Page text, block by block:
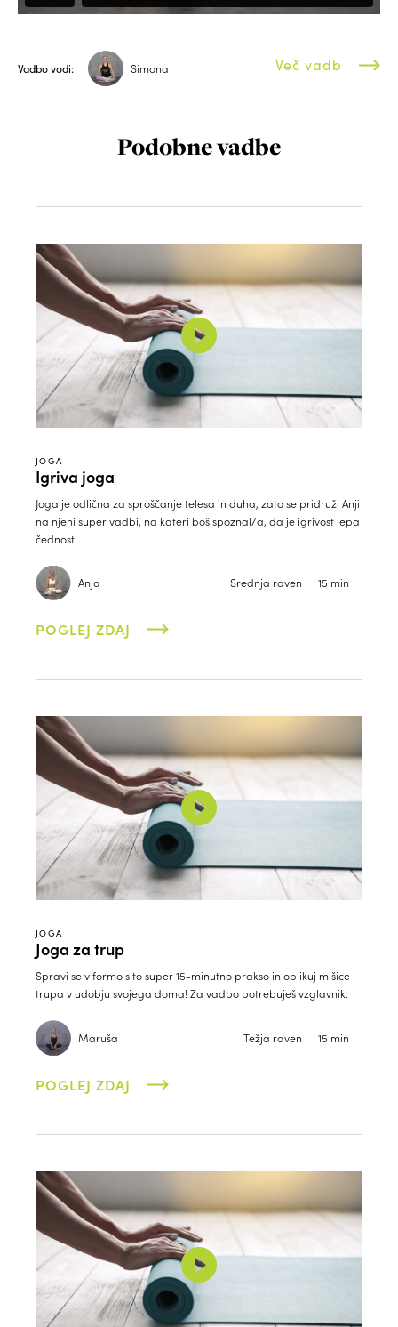
Vadbo vodi: Simona Več vadb
Podobne vadbe
JOGA
Igriva joga
Joga je odlična za sproščanje telesa in duha, zato se pridruži Anji
na njeni super vadbi, na kateri boš spoznal/a, da je igrivost lepa
čednost!
Anja Srednja raven 15 min
POGLEJ ZDAJ
JOGA
Joga za trup
Spravi se v formo s to super 15-minutno prakso in oblikuj mišice
trupa v udobju svojega doma! Za vadbo potrebuješ vzglavnik.
Maruša Težja raven 15 min
POGLEJ ZDAJ